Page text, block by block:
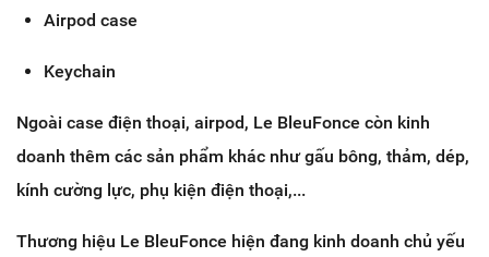
Airpod case
Keychain
Ngoài case điện thoại, airpod, Le BleuFonce còn kinh
doanh thêm các sản phẩm khác như gấu bông, thảm, dép,
kính cường lực, phụ kiện điện thoại,...
Thương hiệu Le BleuFonce hiện đang kinh doanh chủ yếu